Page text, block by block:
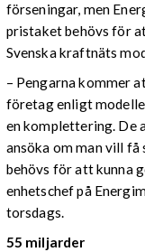
förseningar, men
pristaket behövs för
Svenska kraftnäts
– Pengarna kommer
företag enligt
en komplettering. De
ansöka om man vill få
behövs för att kunna
enhetschef på
torsdags.
55 miljarder